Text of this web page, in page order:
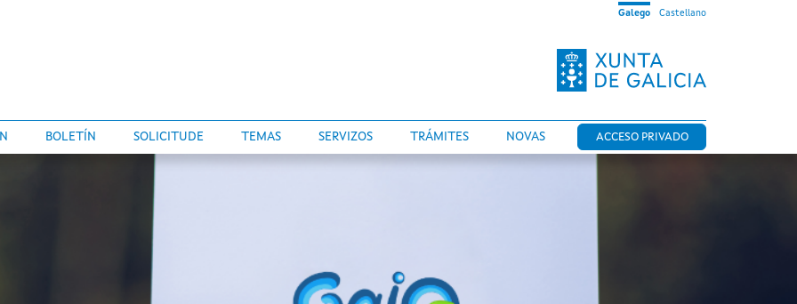
Galego Castellano
BOLETÍN SOLICITUDE TEMAS SERVIZOS TRÁMITES NOVAS ACCESO PRIVADO